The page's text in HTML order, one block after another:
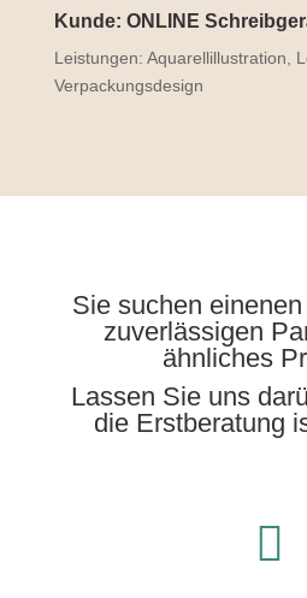
Kunde: ONLINE
Leistungen: Aquarellillustration,
Verpackungsdesign
Sie suchen
zuverlässigen
ähnliches
Lassen Sie uns
die Erstberatung
